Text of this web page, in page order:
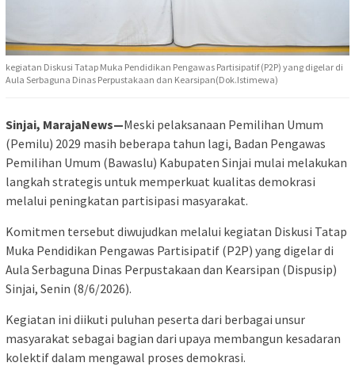
kegiatan Diskusi Tatap Muka Pendidikan Pengawas Partisipatif (P2P) yang digelar di
Aula Serbaguna Dinas Perpustakaan dan Kearsipan(Dok.Istimewa)
Sinjai, MarajaNews—Meski pelaksanaan Pemilihan Umum
(Pemilu) 2029 masih beberapa tahun lagi, Badan Pengawas
Pemilihan Umum (Bawaslu) Kabupaten Sinjai mulai melakukan
langkah strategis untuk memperkuat kualitas demokrasi
melalui peningkatan partisipasi masyarakat.
Komitmen tersebut diwujudkan melalui kegiatan Diskusi Tatap
Muka Pendidikan Pengawas Partisipatif (P2P) yang digelar di
Aula Serbaguna Dinas Perpustakaan dan Kearsipan (Dispusip)
Sinjai, Senin (8/6/2026).
Kegiatan ini diikuti puluhan peserta dari berbagai unsur
masyarakat sebagai bagian dari upaya membangun kesadaran
kolektif dalam mengawal proses demokrasi.